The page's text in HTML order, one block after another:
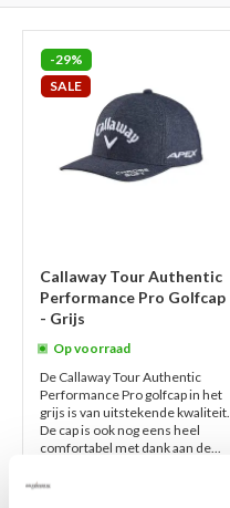
-29%
SALE
Callaway Tour Authentic
Performance Pro Golfcap
- Grijs
Op voorraad
De Callaway Tour Authentic
Performance Pro golfcap in het
grijs is van uitstekende kwaliteit.
De cap is ook nog eens heel
comfortabel met dank aan de...
€28,00